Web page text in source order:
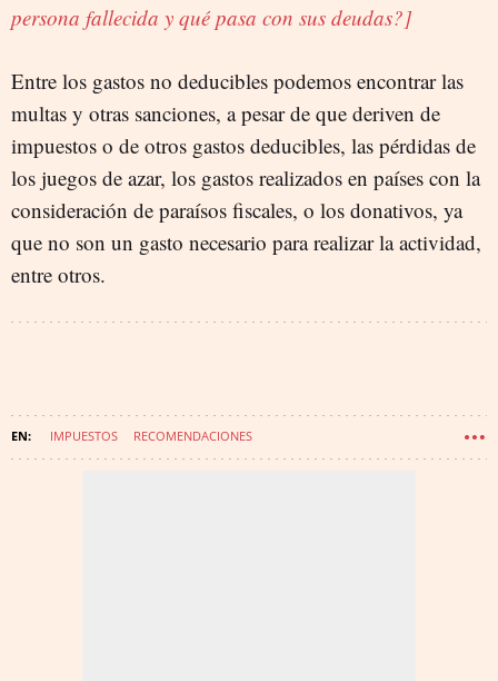
persona fallecida y qué pasa con sus deudas?]
Entre los gastos no deducibles podemos encontrar las
multas y otras sanciones, a pesar de que deriven de
impuestos o de otros gastos deducibles, las pérdidas de
los juegos de azar, los gastos realizados en países con la
consideración de paraísos fiscales, o los donativos, ya
que no son un gasto necesario para realizar la actividad,
entre otros.
IMPUESTOS RECOMENDACIONES